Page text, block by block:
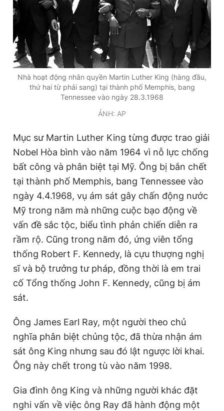
Hotline
0906 645 777
Liên hệ quảng cáo
0908 780 404
Đặt báo Quảng cáo RSS Tòa soạn Chính sách bảo
Tổng biên tập: Nguyễn Ngọc Toàn
Phó tổng biên tập thường trực: Hải Thành
Phó tổng biên tập: Lâm Hiếu Dũng
Tổng thư ký tòa soạn: Đức Trung
© 2003-2026 Bản quyền thuộc về Báo Thanh Niên. Cấm sao
chép dưới mọi hình thức nếu không có sự chấp thuận bằng văn
bản. Phát triển bởi ePi Technologies, JSC.
Nhà hoạt động nhân quyền Martin Luther King (hàng đầu,
thứ hai từ phải sang) tại thành phố Memphis, bang
Tennessee vào ngày 28.3.1968
ẢNH: AP
Mục sư Martin Luther King từng được trao giải
Nobel Hòa bình vào năm 1964 vì nỗ lực chống
bất công và phân biệt tại Mỹ. Ông bị bắn chết
tại thành phố Memphis, bang Tennessee vào
ngày 4.4.1968, vụ ám sát gây chấn động nước
Mỹ trong năm mà những cuộc bạo động về
vấn đề sắc tộc, biểu tình phản chiến diễn ra
rầm rộ. Cũng trong năm đó, ứng viên tổng
thống Robert F. Kennedy, là cựu thượng nghị
sĩ và bộ trưởng tư pháp, đồng thời là em trai
cố Tổng thống John F. Kennedy, cũng bị ám
sát.
Ông James Earl Ray, một người theo chủ
nghĩa phân biệt chủng tộc, đã thừa nhận ám
sát ông King nhưng sau đó lật ngược lời khai.
Ông này chết trong tù vào năm 1998.
Gia đình ông King và những người khác đặt
nghi vấn về việc ông Ray đã hành động một